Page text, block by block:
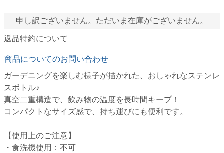
申し訳ございません。ただいま在庫がございません。
返品特約について
商品についてのお問い合わせ
ガーデニングを楽しむ様子が描かれた、おしゃれなステンレ
スボトル♪
真空二重構造で、飲み物の温度を長時間キープ！
コンパクトなサイズ感で、持ち運びにも便利です。
【使用上のご注意】
・食洗機使用：不可